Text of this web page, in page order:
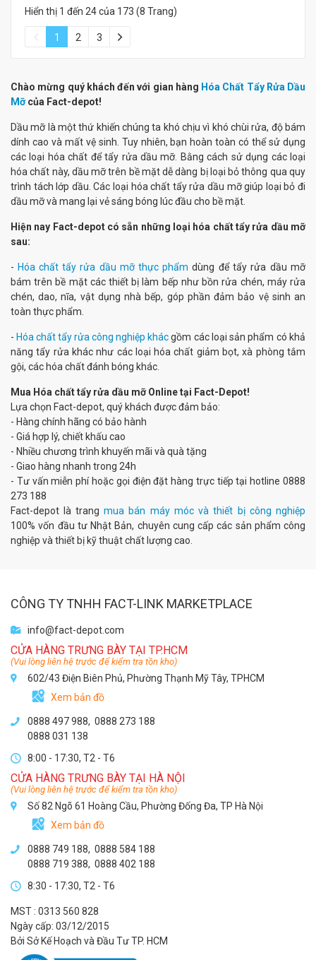
Hiển thị 1 đến 24 của 173 (8 Trang)
1 2 3
Chào mừng quý khách đến với gian hàng Hóa Chất Tẩy Rửa Dầu
Mỡcủa Fact-depot!
Dầu mỡ là một thứ khiến chúng ta khó chịu vì khó chùi rửa, độ bám
dính cao và mất vệ sinh. Tuy nhiên, bạn hoàn toàn có thể sử dụng
các loại hóa chất để tẩy rửa dầu mỡ. Bằng cách sử dụng các loại
hóa chất này, dầu mỡ trên bề mặt dễ dàng bị loại bỏ thông qua quy
trình tách lớp dầu. Các loại hóa chất tẩy rửa dầu mỡ giúp loại bỏ đi
dầu mỡ và mang lại vẻ sáng bóng lúc đầu cho bề mặt.
Hiện nay Fact-depot có sẵn những loại hóa chất tẩy rửa dầu mỡ
sau:
- Hóa chất tẩy rửa dầu mỡ thực phẩm dùng để tẩy rửa dầu mỡ
bám trên bề mặt các thiết bị làm bếp như bồn rửa chén, máy rửa
chén, dao, nĩa, vật dụng nhà bếp, góp phần đảm bảo vệ sinh an
toàn thực phẩm.
- Hóa chất tẩy rửa công nghiệp khácgồm các loại sản phẩm có khả
năng tẩy rửa khác như các loại hóa chất giảm bọt, xà phòng tắm
gội, các hóa chất đánh bóng khác.
Mua Hóa chất tẩy rửa dầu mỡ Online tại Fact-Depot!
Lựa chọn Fact-depot, quý khách được đảm bảo:
- Hàng chính hãng có bảo hành
- Giá hợp lý, chiết khấu cao
- Nhiều chương trình khuyến mãi và quà tặng
- Giao hàng nhanh trong 24h
- Tư vấn miễn phí hoặc gọi điện đặt hàng trực tiếp tại hotline 0888
273 188
Fact-depot là trang mua bán máy móc và thiết bị công nghiệp
100% vốn đầu tư Nhật Bản, chuyên cung cấp các sản phẩm công
nghiệp và thiết bị kỹ thuật chất lượng cao.
CÔNG TY TNHH FACT-LINK MARKETPLACE
info@fact-depot.com
CỬA HÀNG TRƯNG BÀY TẠI TP.HCM
(Vui lòng liên hệ trước để kiểm tra tồn kho)
602/43 Điện Biên Phủ, Phường Thạnh Mỹ Tây, TPHCM
Xem bản đồ
0888 497 988, 0888 273 188
0888 031 138
8:00 - 17:30, T2 - T6
CỬA HÀNG TRƯNG BÀY TẠI HÀ NỘI
(Vui lòng liên hệ trước để kiểm tra tồn kho)
Số 82 Ngõ 61 Hoàng Cầu, Phường Đống Đa, TP Hà Nội
Xem bản đồ
0888 749 188, 0888 584 188
0888 719 388, 0888 402 188
8:30 - 17:30, T2 - T6
MST : 0313 560 828
Ngày cấp: 03/12/2015
Bởi Sở Kế Hoạch và Đầu Tư TP. HCM